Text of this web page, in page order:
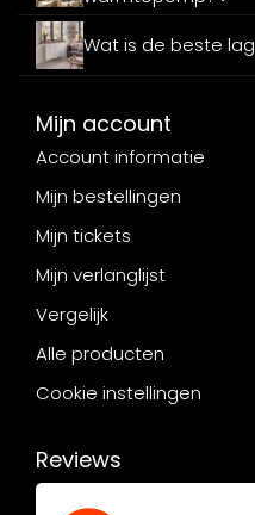
Wat is de beste
Mijn account
Account informatie
Mijn bestellingen
Mijn tickets
Mijn verlanglijst
Vergelijk
Alle producten
Cookie instellingen
Reviews